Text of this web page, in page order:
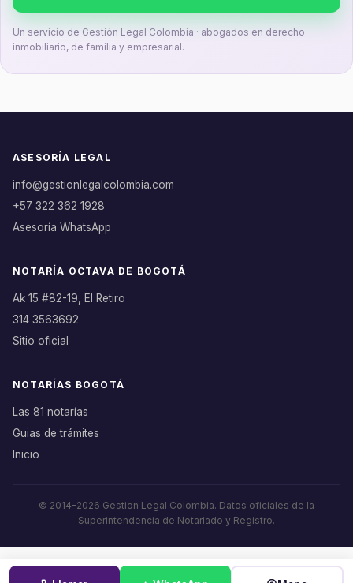
Un servicio de Gestión Legal Colombia · abogados en derecho
inmobiliario, de familia y empresarial.
ASESORÍA LEGAL
info@gestionlegalcolombia.com
+57 322 362 1928
Asesoría WhatsApp
NOTARÍA OCTAVA DE BOGOTÁ
Ak 15 #82-19, El Retiro
314 3563692
Sitio oficial
NOTARÍAS BOGOTÁ
Las 81 notarías
Guias de trámites
Inicio
© 2014-2026 Gestion Legal Colombia. Datos oficiales de la
Superintendencia de Notariado y Registro.